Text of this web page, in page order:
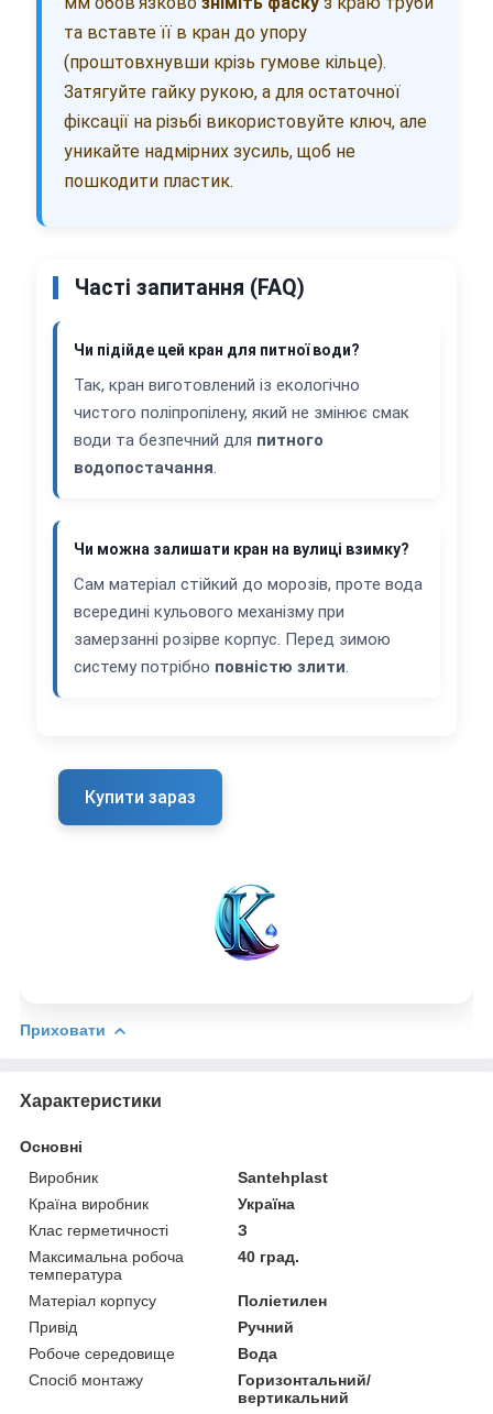
та вставте її в кран до упору
(проштовхнувши крізь гумове кільце).
Затягуйте гайку рукою, а для остаточної
фіксації на різьбі використовуйте ключ, але
уникайте надмірних зусиль, щоб не
пошкодити пластик.
Часті запитання (FAQ)
Чи підійде цей кран для питної води?
Так, кран виготовлений із екологічно
чистого поліпропілену, який не змінює смак
води та безпечний для питного
водопостачання.
Чи можна залишати кран на вулиці взимку?
Сам матеріал стійкий до морозів, проте вода
всередині кульового механізму при
замерзанні розірве корпус. Перед зимою
систему потрібно повністю злити.
Купити зараз
Приховати
Характеристики
Основні
Виробник
Santehplast
Країна виробник
Україна
Клас герметичності
З
Максимальна робоча
температура
40 град.
Матеріал корпусу
Поліетилен
Привід
Ручний
Робоче середовище
Вода
Спосіб монтажу
Горизонтальний/
вертикальний